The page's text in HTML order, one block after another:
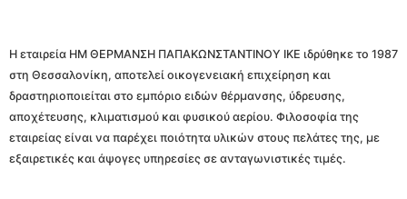
Η εταιρεία ΗΜ ΘΕΡΜΑΝΣΗ ΠΑΠΑΚΩΝΣΤΑΝΤΙΝΟΥ ΙΚΕ ιδρύθηκε το 1987
στη Θεσσαλονίκη, αποτελεί οικογενειακή επιχείρηση και
δραστηριοποιείται στο εμπόριο ειδών θέρμανσης, ύδρευσης,
αποχέτευσης, κλιματισμού και φυσικού αερίου. Φιλοσοφία της
εταιρείας είναι να παρέχει ποιότητα υλικών στους πελάτες της, με
εξαιρετικές και άψογες υπηρεσίες σε ανταγωνιστικές τιμές.